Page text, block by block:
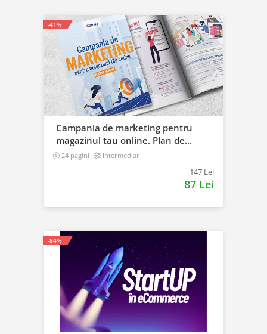
Campania de marketing pentru
magazinul tau online. Plan de
actiune
24 pagini Intermediar
147 Lei
87 Lei
-41%
-84%